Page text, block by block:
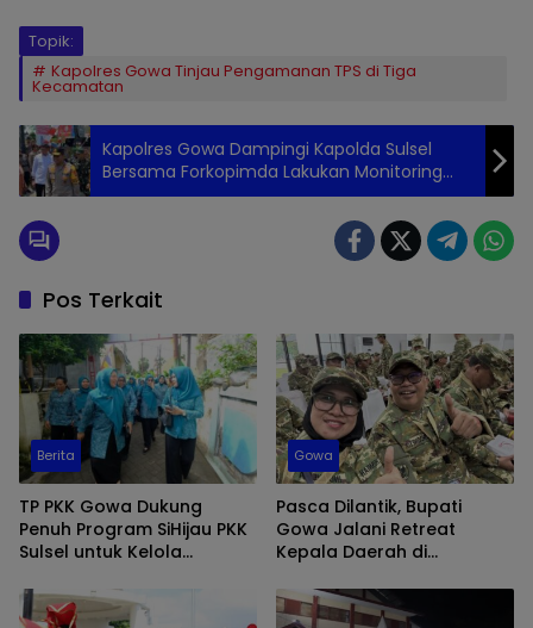
Topik:
Kapolres Gowa Tinjau Pengamanan TPS di Tiga
Kecamatan
Kapolres Gowa Dampingi Kapolda Sulsel
Bersama Forkopimda Lakukan Monitoring
Pemilu 2024 di Kabupaten Gowa
Pos Terkait
Berita
TP PKK Gowa Dukung
Penuh Program SiHijau PKK
Sulsel untuk Kelola
Gowa
Pasca Dilantik, Bupati
Gowa Jalani Retreat
Kepala Daerah di